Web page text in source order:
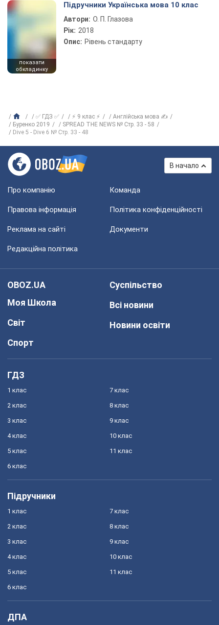
показати
обкладинку
Підручники Українська мова 10 клас
Автори: О. П. Глазова
Рік: 2018
Опис: Рівень стандарту
✅ ГДЗ ✅ ⚡ 9 клас ⚡
Англійська мова ✍
Буренко 2019
SPREAD THE NEWS № Стр. 33 - 58
Dive 5 - Dive 6 № Стр. 33 - 48
В начало
Про компанію Команда
Правова інформація Політика конфіденційності
Реклама на сайті Документи
Редакційна політика
OBOZ.UA
Моя Школа
Світ
Спорт
Суспільство
Всі новини
Новини освіти
ГДЗ
1 клас
2 клас
3 клас
4 клас
5 клас
6 клас
7 клас
8 клас
9 клас
10 клас
11 клас
Підручники
1 клас
2 клас
3 клас
4 клас
5 клас
6 клас
7 клас
8 клас
9 клас
10 клас
11 клас
ДПА